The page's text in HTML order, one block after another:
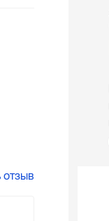
отзыв